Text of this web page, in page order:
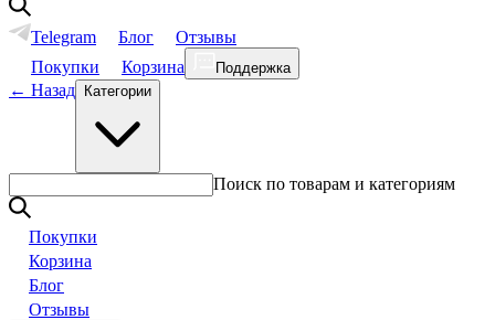
Telegram Блог
Отзывы
Покупки
Корзина Поддержка
← Назад Категории
Поиск по товарам и категориям
Покупки
Корзина
Блог
Отзывы